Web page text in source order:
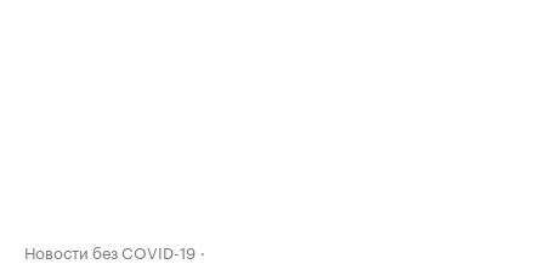
Новости без COVID-19